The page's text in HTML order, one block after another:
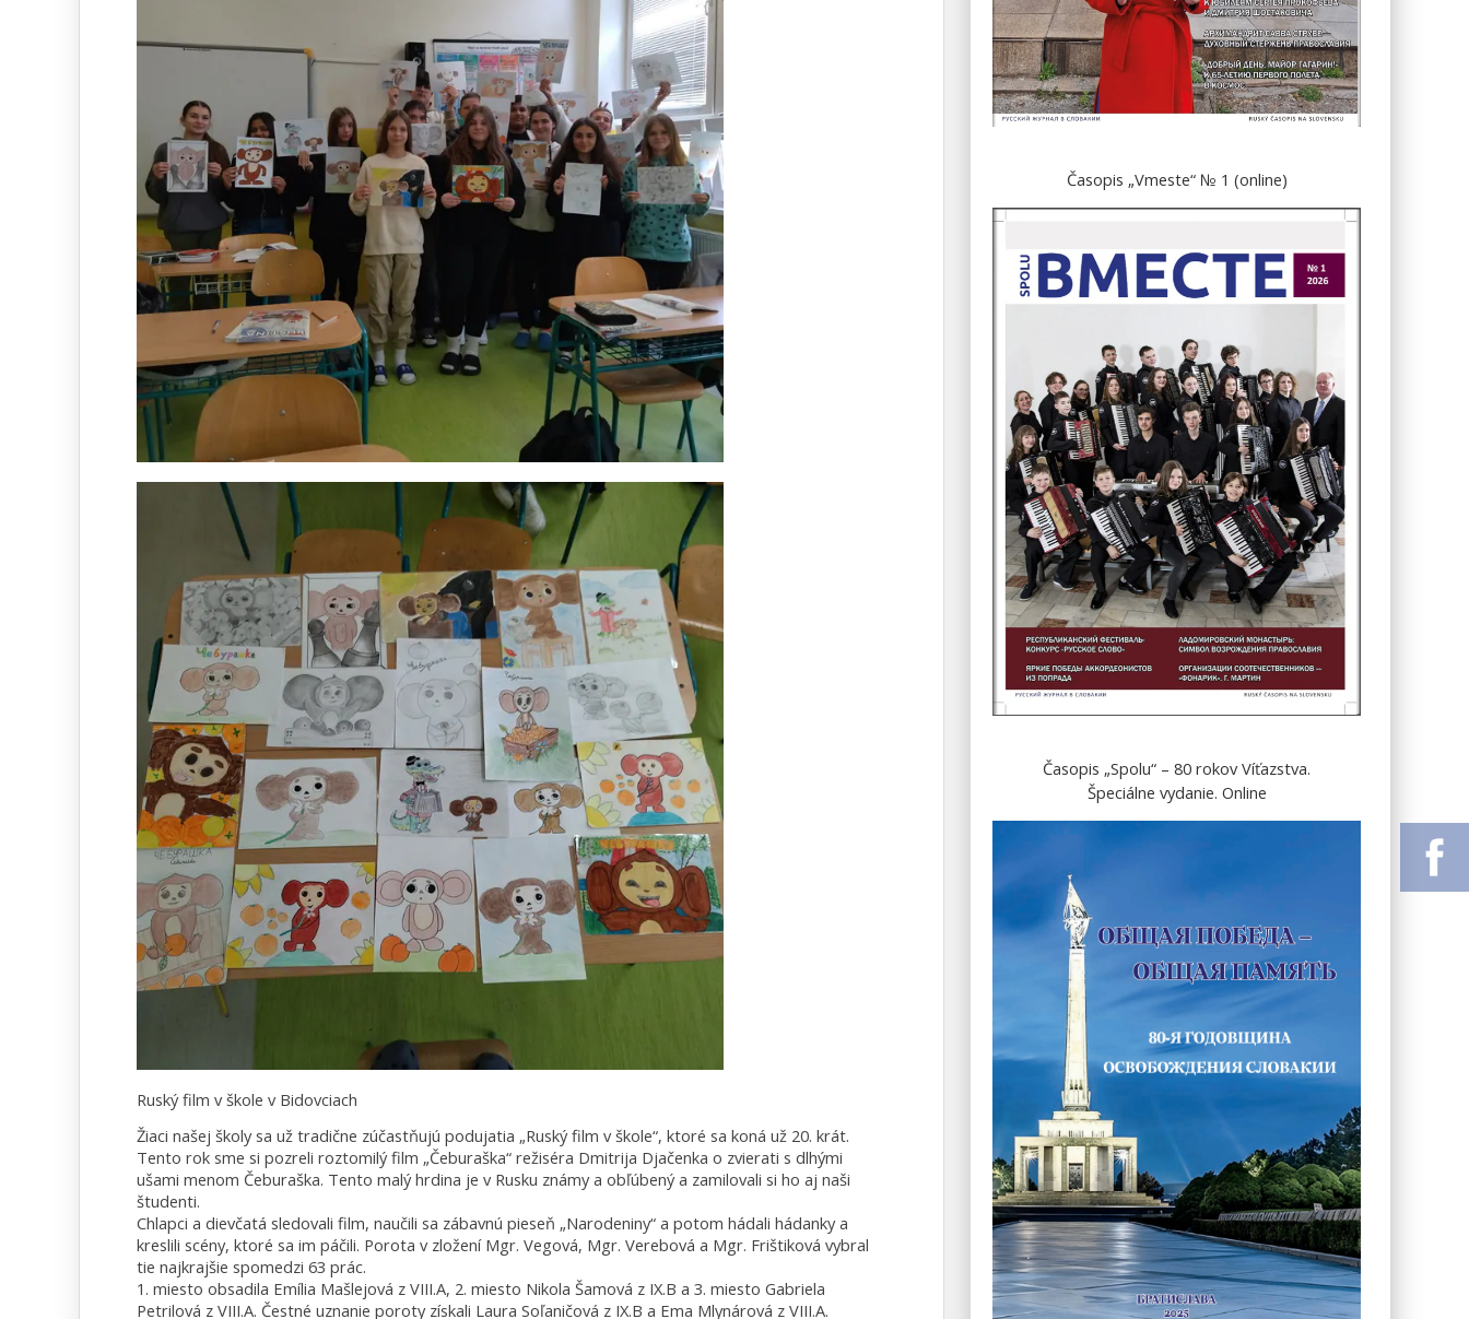
Ruský film v škole v Bidovciach
Žiaci našej školy sa už tradične zúčastňujú podujatia „Ruský film v škole“, ktoré sa koná už 20. krát.
Tento rok sme si pozreli roztomilý film „Čeburaška“ režiséra Dmitrija Djačenka o zvierati s dlhými
ušami menom Čeburaška. Tento malý hrdina je v Rusku známy a obľúbený a zamilovali si ho aj naši
študenti.
Chlapci a dievčatá sledovali film, naučili sa zábavnú pieseň „Narodeniny“ a potom hádali hádanky a
kreslili scény, ktoré sa im páčili. Porota v zložení Mgr. Vegová, Mgr. Verebová a Mgr. Frištiková vybral
tie najkrajšie spomedzi 63 prác.
1. miesto obsadila Emília Mašlejová z VIII.A, 2. miesto Nikola Šamová z IX.B a 3. miesto Gabriela
Petrilová z VIII.A. Čestné uznanie poroty získali Laura Soľaničová z IX.B a Ema Mlynárová z VIII.A.
Časopis „Vmeste“ № 1 (online)
Časopis „Spolu“ – 80 rokov Víťazstva.
Špeciálne vydanie. Online